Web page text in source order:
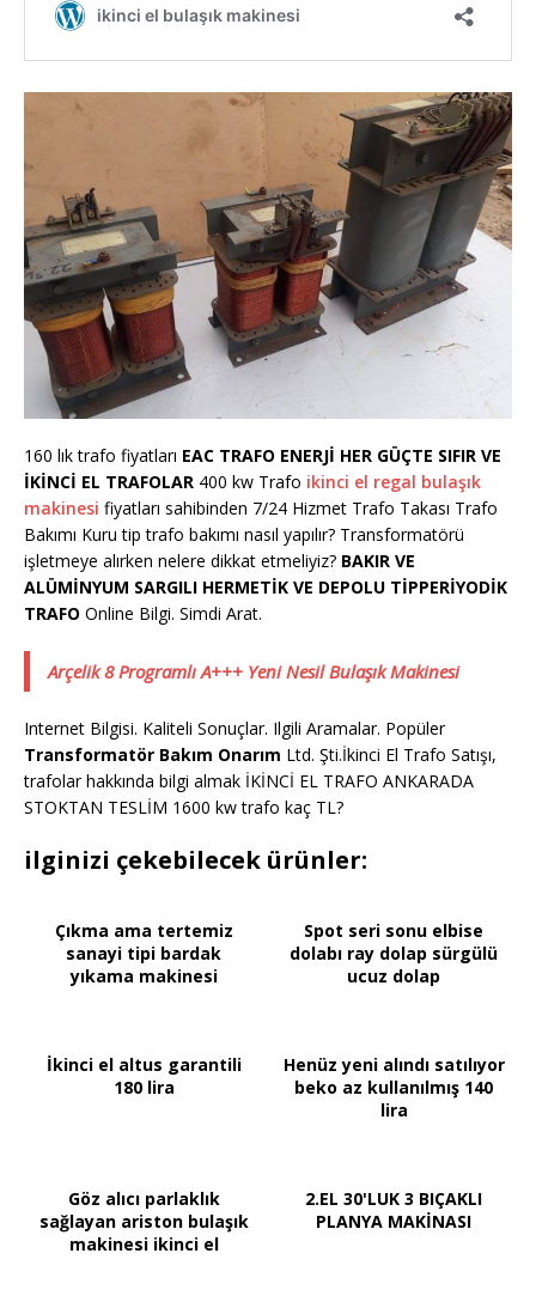
160 lık trafo fiyatları EAC TRAFO ENERJİ HER GÜÇTE SIFIR VE
İKİNCİ EL TRAFOLAR 400 kw Trafo ikinci el regal bulaşık
makinesi fiyatları sahibinden 7/24 Hizmet Trafo Takası Trafo
Bakımı Kuru tip trafo bakımı nasıl yapılır? Transformatörü
işletmeye alırken nelere dikkat etmeliyiz? BAKIR VE
ALÜMİNYUM SARGILI HERMETİK VE DEPOLU TİPPERİYODİK
TRAFO Online Bilgi. Simdi Arat.
Arçelik 8 Programlı A+++ Yeni Nesil Bulaşık Makinesi
Internet Bilgisi. Kaliteli Sonuçlar. Ilgili Aramalar. Popüler
Transformatör Bakım Onarım Ltd. Şti.İkinci El Trafo Satışı,
trafolar hakkında bilgi almak İKİNCİ EL TRAFO ANKARADA
STOKTAN TESLİM 1600 kw trafo kaç TL?
ilginizi çekebilecek ürünler:
Çıkma ama tertemiz
sanayi tipi bardak
yıkama makinesi
Spot seri sonu elbise
dolabı ray dolap sürgülü
ucuz dolap
İkinci el altus garantili
180 lira
Henüz yeni alındı satılıyor
beko az kullanılmış 140
lira
Göz alıcı parlaklık
sağlayan ariston bulaşık
makinesi ikinci el
2.EL 30'LUK 3 BIÇAKLI
PLANYA MAKİNASI